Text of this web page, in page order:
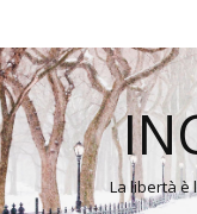
La libertà è